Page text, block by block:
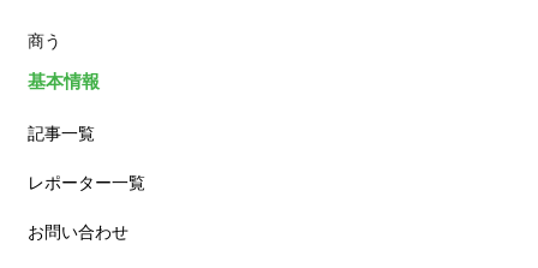
商う
基本情報
記事一覧
レポーター一覧
お問い合わせ